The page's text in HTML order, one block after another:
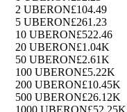
2 UBERON£104.49
5 UBERON£261.23
10 UBERON£522.46
20 UBERON£1.04K
50 UBERON£2.61K
100 UBERON£5.22K
200 UBERON£10.45K
500 UBERON£26.12K